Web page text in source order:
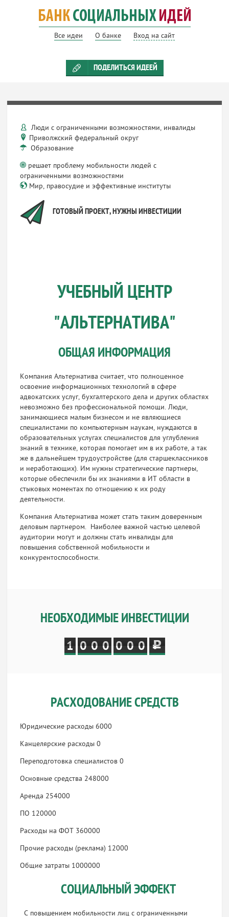
Все идеи О банке Вход на сайт
ПОДЕЛИТЬСЯ ИДЕЕЙ
Люди с ограниченными возможностями, инвалиды
Приволжский федеральный округ
Образование
решает проблему мобильности людей с
ограниченными возможностями
Мир, правосудие и эффективные институты
ГОТОВЫЙ ПРОЕКТ, НУЖНЫ ИНВЕСТИЦИИ
УЧЕБНЫЙ ЦЕНТР
"АЛЬТЕРНАТИВА"
ОБЩАЯ ИНФОРМАЦИЯ
Компания Альтернатива считает, что полноценное
освоение информационных технологий в сфере
адвокатских услуг, бухгалтерского дела и других областях
невозможно без профессиональной помощи. Люди,
занимающиеся малым бизнесом и не являющиеся
специалистами по компьютерным наукам, нуждаются в
образовательных услугах специалистов для углубления
знаний в технике, которая помогает им в их работе, а так
же в дальнейшем трудоустройстве (для старшеклассников
и неработающих). Им нужны стратегические партнеры,
которые обеспечили бы их знаниями в ИТ области в
стыковых моментах по отношению к их роду
деятельности.
Компания Альтернатива может стать таким доверенным
деловым партнером. Наиболее важной частью целевой
аудитории могут и должны стать инвалиды для
повышения собственной мобильности и
конкурентоспособности.
НЕОБХОДИМЫЕ ИНВЕСТИЦИИ
1 0 0 0 0 0 0
РАСХОДОВАНИЕ СРЕДСТВ
Юридические расходы 6000
Канцелярские расходы 0
Переподготовка специалистов 0
Основные средства 248000
Аренда 254000
ПО 120000
Расходы на ФОТ 360000
Прочие расходы (реклама) 12000
Общие затраты 1000000
СОЦИАЛЬНЫЙ ЭФФЕКТ
С повышением мобильности лиц с ограниченными